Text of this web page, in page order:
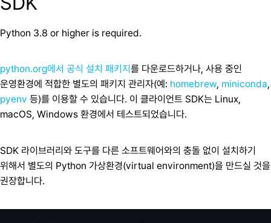
Python 3.8 or higher is required.
python.org에서 공식 설치 패키지를 다운로드하거나, 사용 중인
운영환경에 적합한 별도의 패키지 관리자(예: homebrew, miniconda,
pyenv 등)를 이용할 수 있습니다. 이 클라이언트 SDK는 Linux,
macOS, Windows 환경에서 테스트되었습니다.
SDK 라이브러리와 도구를 다른 소프트웨어와의 충돌 없이 설치하기
위해서 별도의 Python 가상환경(virtual environment)을 만드실 것을
권장합니다.